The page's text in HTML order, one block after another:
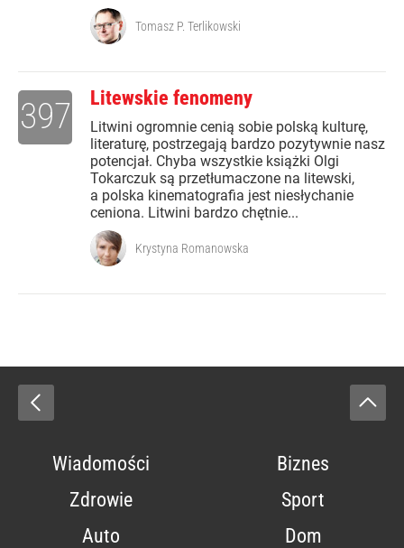
Tomasz P. Terlikowski
Litewskie fenomeny
Litwini ogromnie cenią sobie polską kulturę,
literaturę, postrzegają bardzo pozytywnie nasz
potencjał. Chyba wszystkie książki Olgi
Tokarczuk są przetłumaczone na litewski,
a polska kinematografia jest niesłychanie
ceniona. Litwini bardzo chętnie...
397
Krystyna Romanowska
Wiadomości
Biznes
Zdrowie
Sport
Auto
Dom